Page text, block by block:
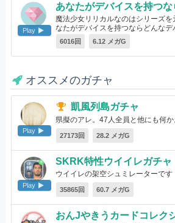
Play
あなたがデバイスを持つな
魔法少女リリカルなのはシリーズを
なたがデバイスを持つならどんなデ
[10体]
6016回 6.12 メガG
オススメのガチャ
Play
凱風列島ガチャ
県擬のアレ。47人全員と他にも何か
27173回 28.2 メガG
Play
SKRK特性ウイイレガチャ
ウイイレの架空シュミレーターです
35865回 60.7 メガG
おんJやきうカードコレク